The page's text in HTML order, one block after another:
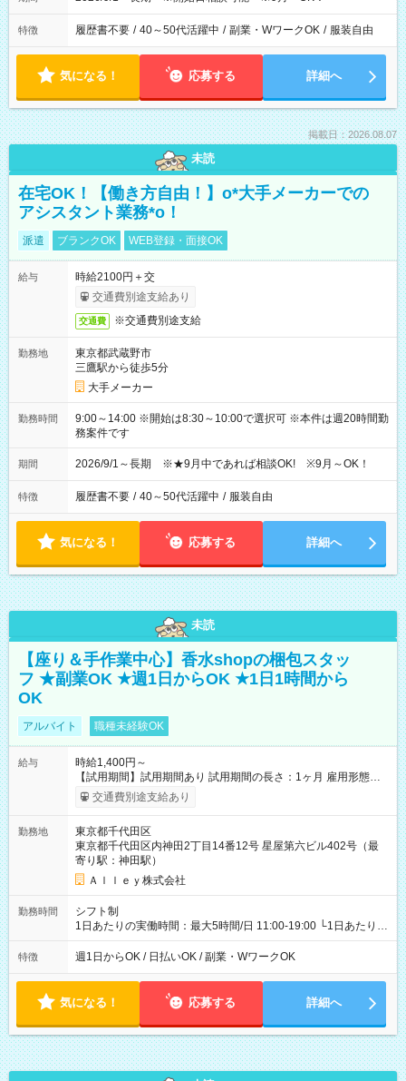
特徴 履歴書不要 / 40～50代活躍中 / 副業・WワークOK / 服装自由
気になる！ 応募する 詳細へ
掲載日：2026.08.07
未読
在宅OK！【働き方自由！】o*大手メーカーでの
アシスタント業務*o！
派遣 ブランクOK WEB登録・面接OK
給与
時給2100円＋交
交通費別途支給あり
交通費 ※交通費別途支給
勤務地
東京都武蔵野市
三鷹駅から徒歩5分
大手メーカー
勤務時間
9:00～14:00 ※開始は8:30～10:00で選択可 ※本件は週20時間勤
務案件です
期間 2026/9/1～長期 ※★9月中であれば相談OK! ※9月～OK！
特徴 履歴書不要 / 40～50代活躍中 / 服装自由
気になる！ 応募する 詳細へ
未読
【座り＆手作業中心】香水shopの梱包スタッ
フ ★副業OK ★週1日からOK ★1日1時間から
OK
アルバイト 職種未経験OK
給与
時給1,400円～
【試用期間】試用期間あり 試用期間の長さ：1ヶ月 雇用形態、
給与は本採用時と同じです。
交通費別途支給あり
勤務地
東京都千代田区
東京都千代田区内神田2丁目14番12号 星屋第六ビル402号（最
寄り駅：神田駅）
Ａｌｌｅｙ株式会社
勤務時間
シフト制
1日あたりの実働時間：最大5時間/日 11:00-19:00 └1日あたりの
実働時間：1-5時間 └上記の時間帯内であれば、いつでも勤務可
能！ └平日・土曜日の中で、お好きな曜日でご勤務いただけま
18:00 などのように、自由な働き方が可能なお仕事です！
特徴 週1日からOK / 日払いOK / 副業・WワークOK
気になる！ 応募する 詳細へ